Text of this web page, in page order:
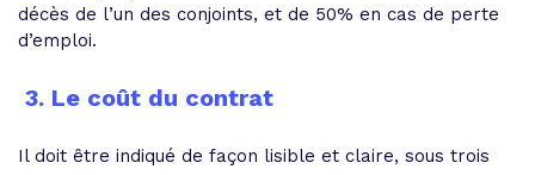
décès de l’un des conjoints, et de 50% en cas de perte
d’emploi.
3. Le coût du contrat
Il doit être indiqué de façon lisible et claire, sous trois